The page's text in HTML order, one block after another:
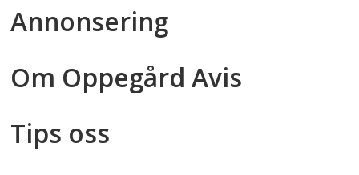
Annonsering
Om Oppegård Avis
Tips oss